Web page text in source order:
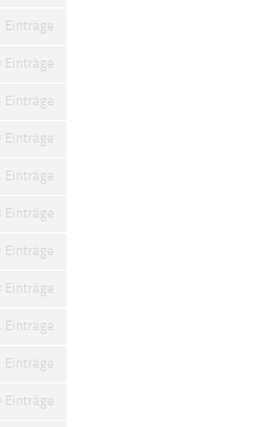
Einträge
Einträge
Einträge
Einträge
Einträge
Einträge
Einträge
Einträge
Einträge
Einträge
Einträge